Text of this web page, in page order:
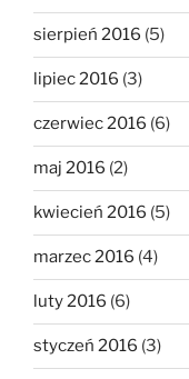
sierpień 2016 (5)
lipiec 2016 (3)
czerwiec 2016 (6)
maj 2016 (2)
kwiecień 2016 (5)
marzec 2016 (4)
luty 2016 (6)
styczeń 2016 (3)